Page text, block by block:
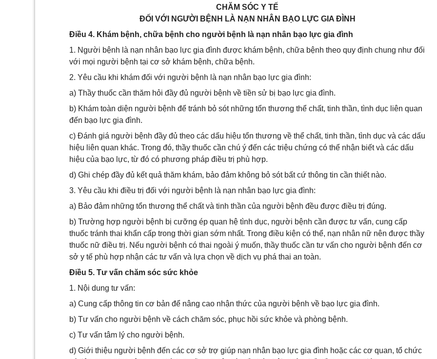
CHĂM SÓC Y TẾ
ĐỐI VỚI NGƯỜI BỆNH LÀ NẠN NHÂN BẠO LỰC GIA ĐÌNH
Điều 4. Khám bệnh, chữa bệnh cho người bệnh là nạn nhân bạo lực gia đình
1. Người bệnh là nạn nhân bạo lực gia đình được khám bệnh, chữa bệnh theo quy định chung như đối
với mọi người bệnh tại cơ sở khám bệnh, chữa bệnh.
2. Yêu cầu khi khám đối với người bệnh là nạn nhân bạo lực gia đình:
a) Thầy thuốc cần thăm hỏi đầy đủ người bệnh về tiền sử bị bạo lực gia đình.
b) Khám toàn diện người bệnh để tránh bỏ sót những tổn thương thể chất, tinh thần, tình dục liên quan
đến bạo lực gia đình.
c) Đánh giá người bệnh đầy đủ theo các dấu hiệu tổn thương về thể chất, tinh thần, tình dục và các dấu
hiệu liên quan khác. Trong đó, thầy thuốc cần chú ý đến các triệu chứng có thể nhận biết và các dấu
hiệu của bạo lực, từ đó có phương pháp điều trị phù hợp.
d) Ghi chép đầy đủ kết quả thăm khám, bảo đảm không bỏ sót bất cứ thông tin cần thiết nào.
3. Yêu cầu khi điều trị đối với người bệnh là nạn nhân bạo lực gia đình:
a) Bảo đảm những tổn thương thể chất và tinh thần của người bệnh đều được điều trị đúng.
b) Trường hợp người bệnh bị cưỡng ép quan hệ tình dục, người bệnh cần được tư vấn, cung cấp
thuốc tránh thai khẩn cấp trong thời gian sớm nhất. Trong điều kiện có thể, nạn nhân nữ nên được thầy
thuốc nữ điều trị. Nếu người bệnh có thai ngoài ý muốn, thầy thuốc cần tư vấn cho người bệnh đến cơ
sở y tế phù hợp nhận các tư vấn và lựa chọn về dịch vụ phá thai an toàn.
Điều 5. Tư vấn chăm sóc sức khỏe
1. Nội dung tư vấn:
a) Cung cấp thông tin cơ bản để nâng cao nhận thức của người bệnh về bạo lực gia đình.
b) Tư vấn cho người bệnh về cách chăm sóc, phục hồi sức khỏe và phòng bệnh.
c) Tư vấn tâm lý cho người bệnh.
d) Giới thiệu người bệnh đến các cơ sở trợ giúp nạn nhân bạo lực gia đình hoặc các cơ quan, tổ chức